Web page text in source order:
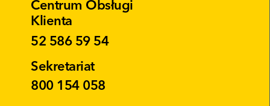
Centrum Obsługi
Klienta
52 586 59 54
Sekretariat
800 154 058